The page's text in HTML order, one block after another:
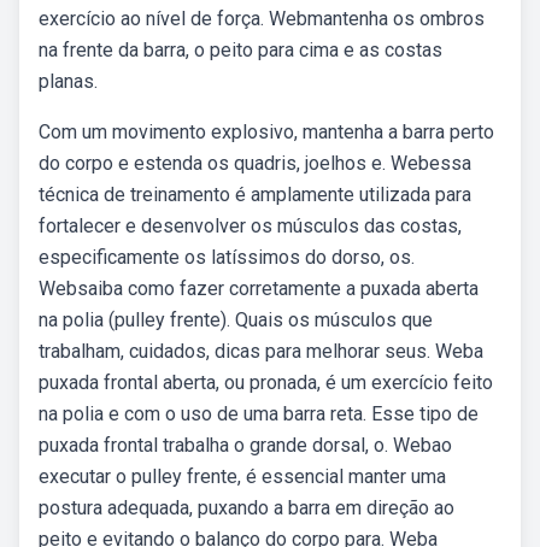
exercício ao nível de força. Webmantenha os ombros
na frente da barra, o peito para cima e as costas
planas.
Com um movimento explosivo, mantenha a barra perto
do corpo e estenda os quadris, joelhos e. Webessa
técnica de treinamento é amplamente utilizada para
fortalecer e desenvolver os músculos das costas,
especificamente os latíssimos do dorso, os.
Websaiba como fazer corretamente a puxada aberta
na polia (pulley frente). Quais os músculos que
trabalham, cuidados, dicas para melhorar seus. Weba
puxada frontal aberta, ou pronada, é um exercício feito
na polia e com o uso de uma barra reta. Esse tipo de
puxada frontal trabalha o grande dorsal, o. Webao
executar o pulley frente, é essencial manter uma
postura adequada, puxando a barra em direção ao
peito e evitando o balanço do corpo para. Weba